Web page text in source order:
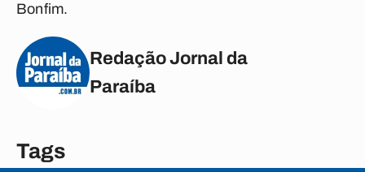
Bonfim.
Redação Jornal da
Paraíba
Tags